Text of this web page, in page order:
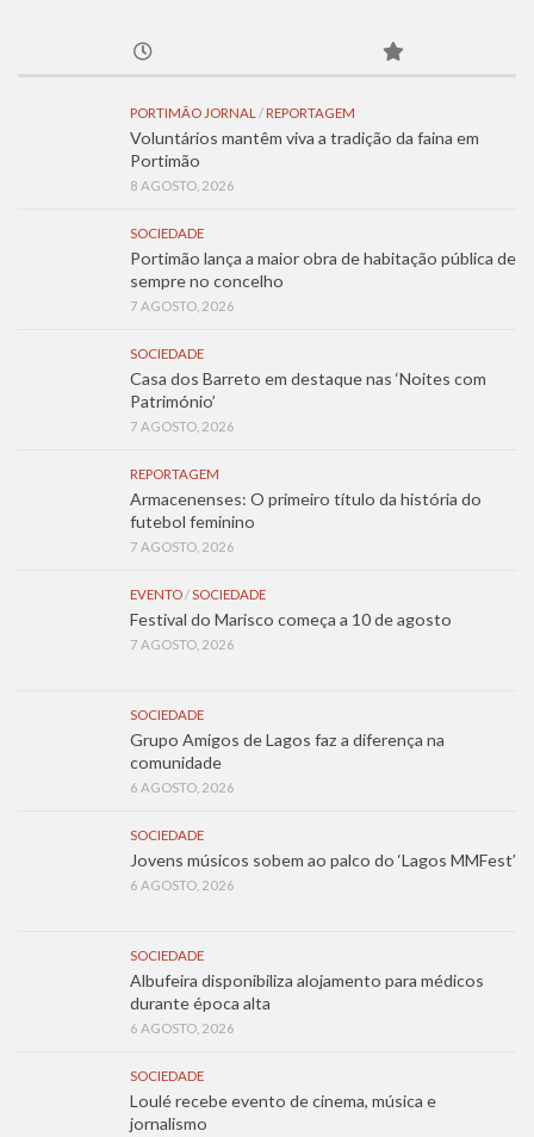
PORTIMÃO JORNAL / REPORTAGEM
Voluntários mantêm viva a tradição da faina em
Portimão
8 AGOSTO, 2026
SOCIEDADE
Portimão lança a maior obra de habitação pública de
sempre no concelho
7 AGOSTO, 2026
SOCIEDADE
Casa dos Barreto em destaque nas ‘Noites com
Património’
7 AGOSTO, 2026
REPORTAGEM
Armacenenses: O primeiro título da história do
futebol feminino
7 AGOSTO, 2026
EVENTO/SOCIEDADE
Festival do Marisco começa a 10 de agosto
7 AGOSTO, 2026
SOCIEDADE
Grupo Amigos de Lagos faz a diferença na
comunidade
6 AGOSTO, 2026
SOCIEDADE
Jovens músicos sobem ao palco do ‘Lagos MMFest’
6 AGOSTO, 2026
SOCIEDADE
Albufeira disponibiliza alojamento para médicos
durante época alta
6 AGOSTO, 2026
SOCIEDADE
Loulé recebe evento de cinema, música e
jornalismo